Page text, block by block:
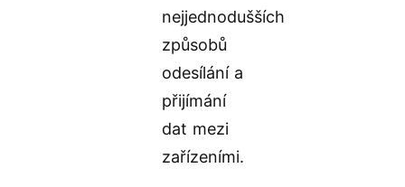
nejjednodušších
způsobů
odesílání a
přijímání
dat mezi
zařízeními.